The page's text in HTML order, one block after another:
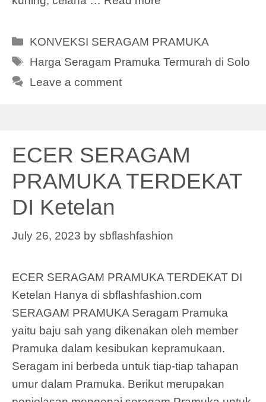
Categories
KONVEKSI SERAGAM PRAMUKA
Tags
Harga Seragam Pramuka Termurah di Solo
Leave a comment
ECER SERAGAM
PRAMUKA TERDEKAT
DI Ketelan
July 26, 2023 by sbflashfashion
ECER SERAGAM PRAMUKA TERDEKAT DI
Ketelan Hanya di sbflashfashion.com
SERAGAM PRAMUKA Seragam Pramuka
yaitu baju sah yang dikenakan oleh member
Pramuka dalam kesibukan kepramukaan.
Seragam ini berbeda untuk tiap-tiap tahapan
umur dalam Pramuka. Berikut merupakan